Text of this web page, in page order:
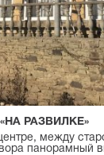
РАЗВИЛКЕ»
между
панорамный